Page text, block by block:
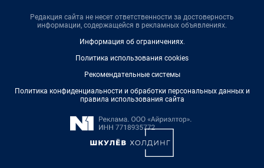
Редакция сайта не несет ответственности за достоверность
информации, содержащейся в рекламных объявлениях.
Информация об ограничениях.
Политика использования cookies
Рекомендательные системы
Политика конфиденциальности и обработки персональных данных и
правила использования сайта